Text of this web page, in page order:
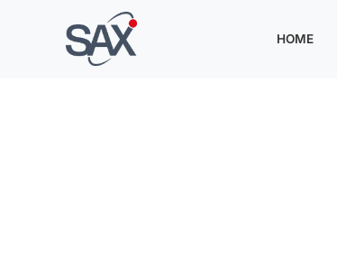
HOME